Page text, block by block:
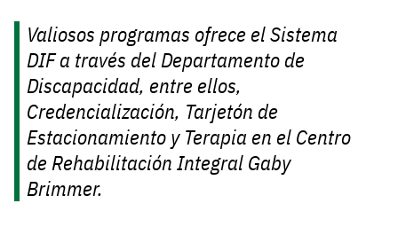
Valiosos programas ofrece el Sistema
DIF a través del Departamento de
Discapacidad, entre ellos,
Credencialización, Tarjetón de
Estacionamiento y Terapia en el Centro
de Rehabilitación Integral Gaby
Brimmer.